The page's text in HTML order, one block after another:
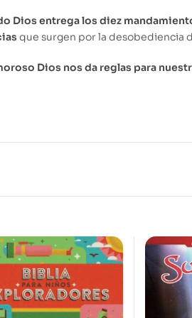
Dios entrega los diez
que surgen por la desobediencia
Dios nos da reglas para